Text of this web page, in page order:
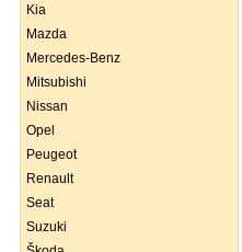
Kia
Mazda
Mercedes-Benz
Mitsubishi
Nissan
Opel
Peugeot
Renault
Seat
Suzuki